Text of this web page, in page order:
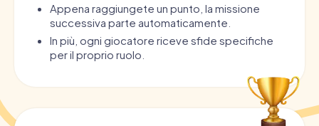
Appena raggiungete un punto, la missione
successiva parte automaticamente.
In più, ogni giocatore riceve sfide specifiche
per il proprio ruolo.